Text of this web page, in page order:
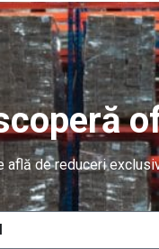
află de reduceri